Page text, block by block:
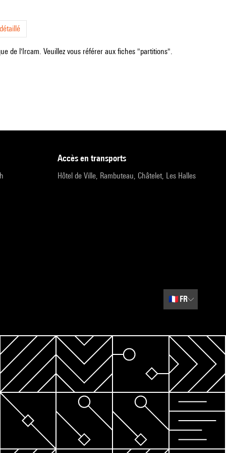
de l'Ircam. Veuillez vous référer aux fiches "partitions".
accès en transports
Hôtel de Ville, Rambuteau, Châtelet, Les Halles
🇫🇷 FR